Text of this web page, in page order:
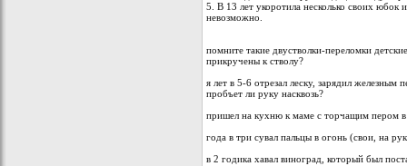
5. В 13 лет укоротила несколько своих юбок
невозможно.
помните такие двустволки-переломки
прикручены к стволу?
я лет в 5-6 отрезал леску, зарядил
пробъет ли руку насквозь?
пришел на кухню к маме с торчащим пером
года в три сувал пальцы в огонь (свои, на
в 2 годика хавал виноград, который был